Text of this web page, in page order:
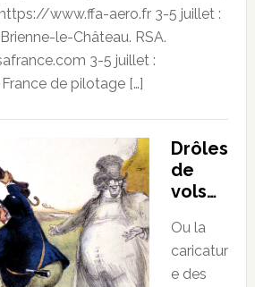
www.ffa-aero.fr 3-5 juillet :
le-Château. RSA.
3-5 juillet :
de pilotage […]
Drôles
de
vols…
Ou la
caricatur
e des